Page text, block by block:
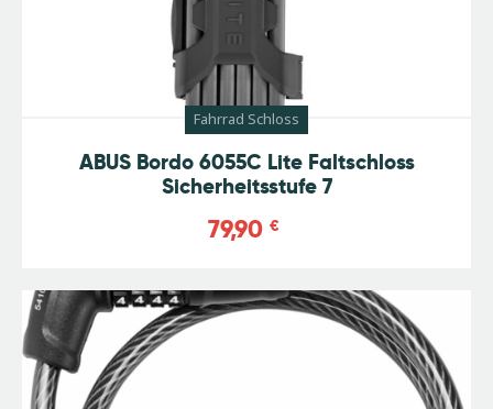
Fahrrad Schloss
ABUS Bordo 6055C Lite Faltschloss
Sicherheitsstufe 7
79,90 €